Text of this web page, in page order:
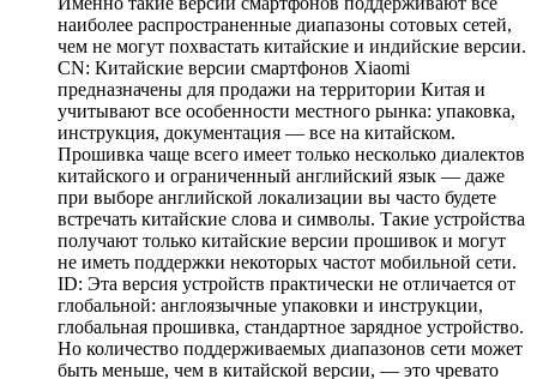
наиболее распространенные диапазоны сотовых сетей,
чем не могут похвастать китайские и индийские версии.
CN: Китайские версии смартфонов Xiaomi
предназначены для продажи на территории Китая и
учитывают все особенности местного рынка: упаковка,
инструкция, документация — все на китайском.
Прошивка чаще всего имеет только несколько диалектов
китайского и ограниченный английский язык — даже
при выборе английской локализации вы часто будете
встречать китайские слова и символы. Такие устройства
получают только китайские версии прошивок и могут
не иметь поддержки некоторых частот мобильной сети.
ID: Эта версия устройств практически не отличается от
глобальной: англоязычные упаковки и инструкции,
глобальная прошивка, стандартное зарядное устройство.
Но количество поддерживаемых диапазонов сети может
быть меньше, чем в китайской версии, — это чревато